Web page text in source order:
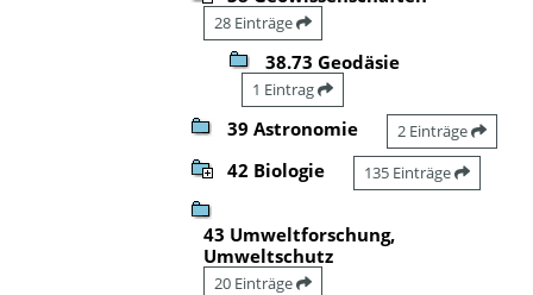
28 Einträge
38.73 Geodäsie
1 Eintrag
39 Astronomie 2 Einträge
42 Biologie 135 Einträge
43 Umweltforschung,
Umweltschutz
20 Einträge